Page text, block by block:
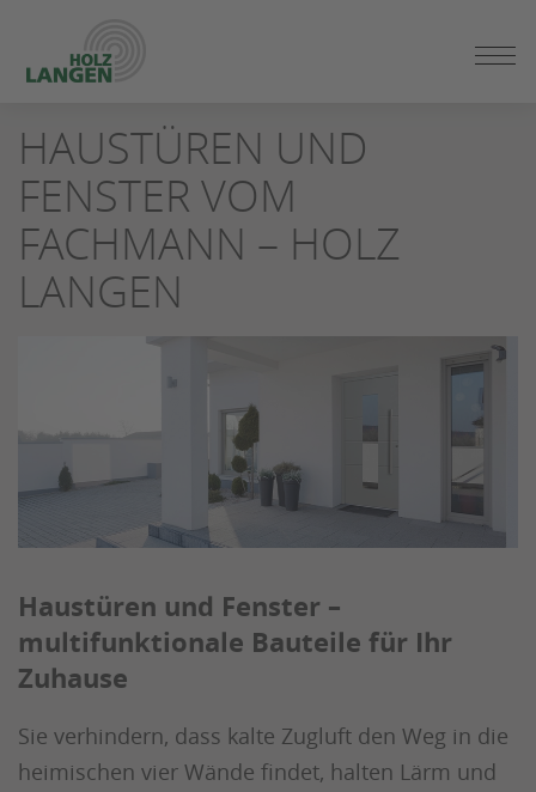
SEITENINHALT
SPRINGEN
HAUSTÜREN UND
FENSTER VOM
FACHMANN – HOLZ
LANGEN
Haustüren und Fenster –
multifunktionale Bauteile für Ihr
Zuhause
Sie verhindern, dass kalte Zugluft den Weg in die
heimischen vier Wände findet, halten Lärm und